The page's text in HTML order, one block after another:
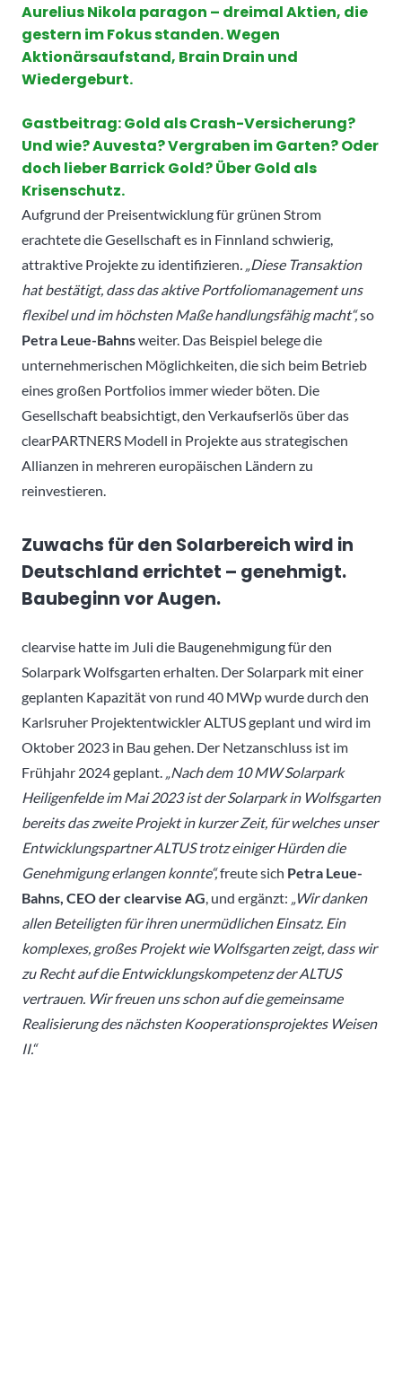
Aurelius Nikola paragon – dreimal Aktien, die
gestern im Fokus standen. Wegen
Aktionärsaufstand, Brain Drain und
Wiedergeburt.
Gastbeitrag: Gold als Crash-Versicherung?
Und wie? Auvesta? Vergraben im Garten? Oder
doch lieber Barrick Gold? Über Gold als
Krisenschutz.
Aufgrund der Preisentwicklung für grünen Strom
erachtete die Gesellschaft es in Finnland schwierig,
attraktive Projekte zu identifizieren . „Diese Transaktion
hat bestätigt, dass das aktive Portfoliomanagement uns
flexibel und im höchsten Maße handlungsfähig macht“,so
Petra Leue-Bahnsweiter. Das Beispiel belege die
unternehmerischen Möglichkeiten, die sich beim Betrieb
eines großen Portfolios immer wieder böten. Die
Gesellschaft beabsichtigt, den Verkaufserlös über das
clearPARTNERS Modell in Projekte aus strategischen
Allianzen in mehreren europäischen Ländern zu
reinvestieren.
Zuwachs für den Solarbereich wird in
Deutschland errichtet – genehmigt.
Baubeginn vor Augen.
clearvise hatte im Juli die Baugenehmigung für den
Solarpark Wolfsgarten erhalten. Der Solarpark mit einer
geplanten Kapazität von rund 40 MWp wurde durch den
Karlsruher Projektentwickler ALTUS geplant und wird im
Oktober 2023 in Bau gehen. Der Netzanschluss ist im
Frühjahr 2024 geplant.
„Nach dem 10 MW Solarpark
Heiligenfelde im Mai 2023 ist der Solarpark in Wolfsgarten
bereits das zweite Projekt in kurzer Zeit, für welches unser
Entwicklungspartner ALTUS trotz einiger Hürden die
Genehmigung erlangen konnte“,freute sich Petra Leue-
Bahns, CEO der clearvise AG , und ergänzt:
„Wir danken
allen Beteiligten für ihren unermüdlichen Einsatz. Ein
komplexes, großes Projekt wie Wolfsgarten zeigt, dass wir
zu Recht auf die Entwicklungskompetenz der ALTUS
vertrauen. Wir freuen uns schon auf die gemeinsame
Realisierung des nächsten Kooperationsprojektes Weisen
II.“